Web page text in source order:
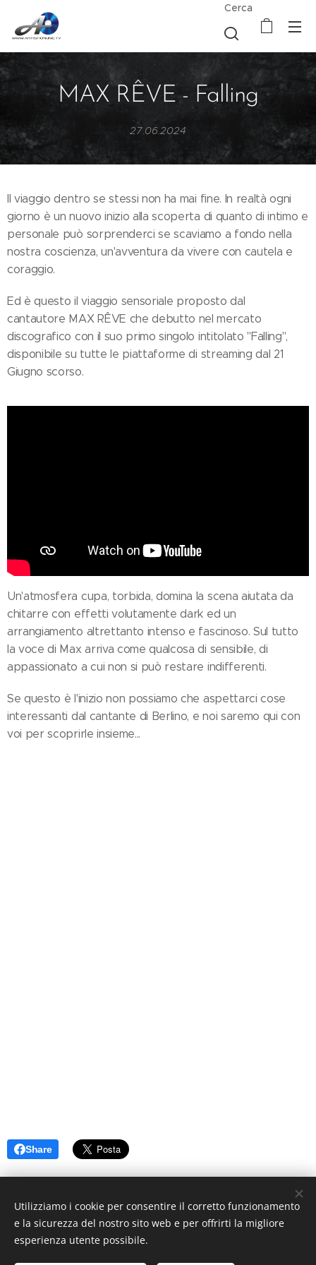
Cerca
MAX RÊVE - Falling
27.06.2024
Il viaggio dentro se stessi non ha mai fine. In realtà ogni
giorno è un nuovo inizio alla scoperta di quanto di intimo e
personale può sorprenderci se scaviamo a fondo nella
nostra coscienza, un'avventura da vivere con cautela e
coraggio.
Ed è questo il viaggio sensoriale proposto dal
cantautore MAX RÊVE che debutto nel mercato
discografico con il suo primo singolo intitolato "Falling",
disponibile su tutte le piattaforme di streaming dal 21
Giugno scorso.
Un'atmosfera cupa, torbida, domina la scena aiutata da
chitarre con effetti volutamente dark ed un
arrangiamento altrettanto intenso e fascinoso. Sul tutto
la voce di Max arriva come qualcosa di sensibile, di
appassionato a cui non si può restare indifferenti.
Se questo è l'inizio non possiamo che aspettarci cose
interessanti dal cantante di Berlino, e noi saremo qui con
voi per scoprirle insieme...
Share
© 2019 www.artistionline.tv
Email: info@artistionline.tv Tel.3925001708 P.IVA 02838250351
Utilizziamo i cookie per consentire il corretto funzionamento
e la sicurezza del nostro sito web e per offrirti la migliore
esperienza utente possibile.